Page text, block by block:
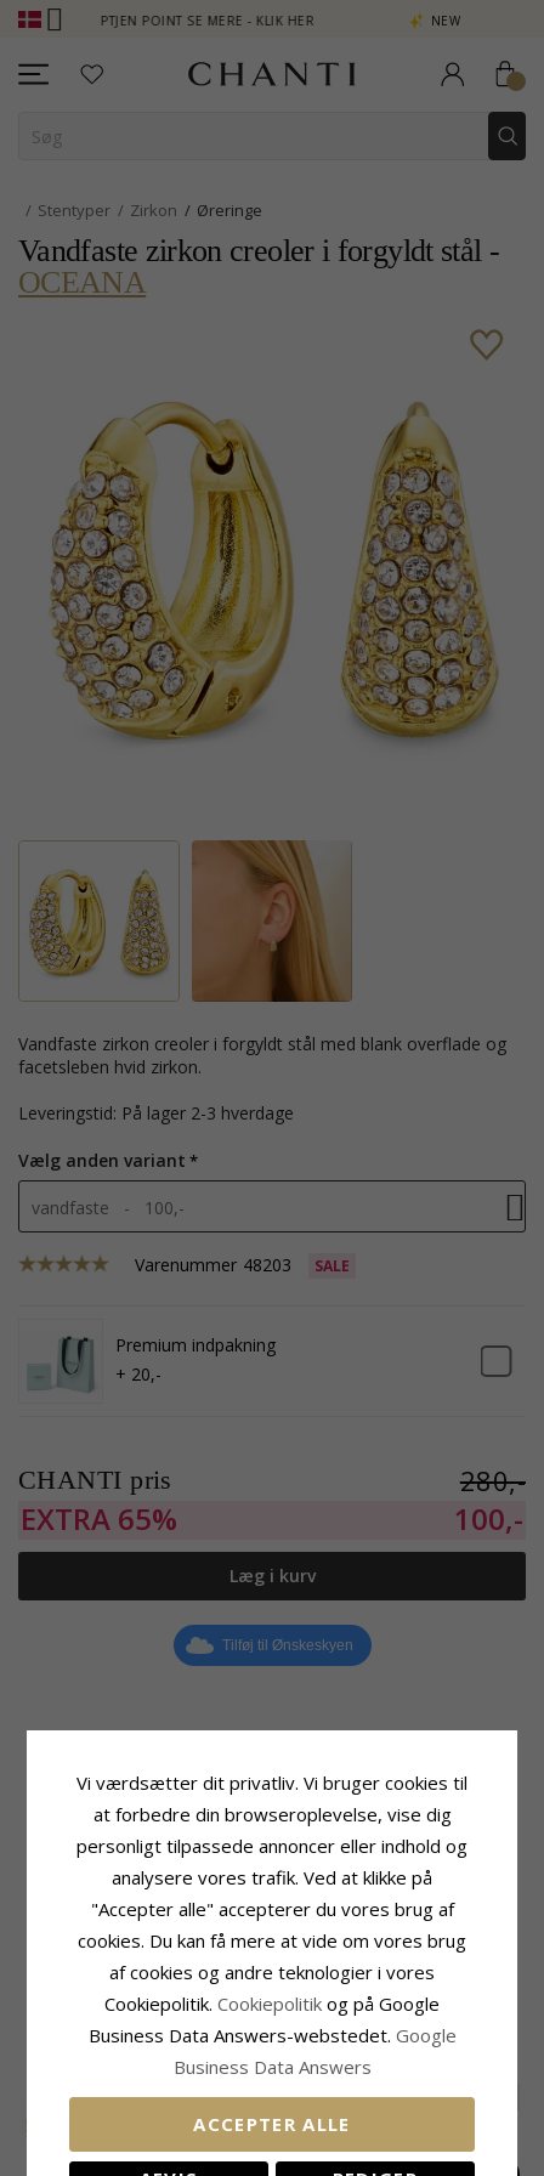
POINT SE MERE - KLIK HER NEW COLLECTION | AURA
Stentyper Zirkon Øreringe
Vandfaste zirkon creoler i forgyldt stål -
OCEANA
vandfaste zirkon creoler i forgyldt stål med blank overflade og
facetsleben hvid zirkon.
Leveringstid: På lager 2-3 hverdage
Vælg anden variant
vandfaste - 100,-
Varenummer 48203 SALE
Premium indpakning
+ 20,-
CHANTI pris 280,-
EXTRA 65% 100,-
Læg i kurv
Tilføj til Ønskeskyen
Tillægsord: Vandfaste
Zirkon
Creoler
Ædelmetal:
Forgyldt Stål
OCEANA
Overflade:Blank
Slibning: Facetsleben
Farve: Hvid
Zirkon
Størrelse
Diameter:
13,1 mm
Bredde: 5,8 mm
Leveringstid: 2-3 Hverdage
RELATEREDE PRODUKTER
SALE 35% SALE
Vi værdsætter dit privatliv. Vi bruger cookies til
at forbedre din browseroplevelse, vise dig
personligt tilpassede annoncer eller indhold og
analysere vores trafik. Ved at klikke på
"Accepter alle" accepterer du vores brug af
cookies. Du kan få mere at vide om vores brug
af cookies og andre teknologier i vores
Cookiepolitik. Cookiepolitik og på Google
Business Data Answers-webstedet. Google
Business Data Answers
ACCEPTER ALLE